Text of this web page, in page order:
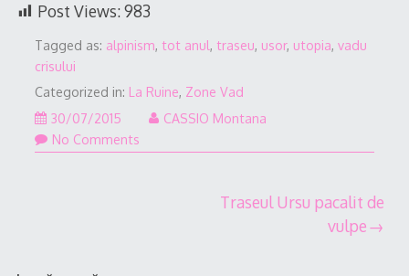
Post Views:983
Tagged as: alpinism, tot anul, traseu, usor, utopia, vadu
crisului
Categorized in: La Ruine, Zone Vad
30/07/201516/06/2017CASSIO Montana
No Comments
Traseul Ursu pacalit de
vulpe